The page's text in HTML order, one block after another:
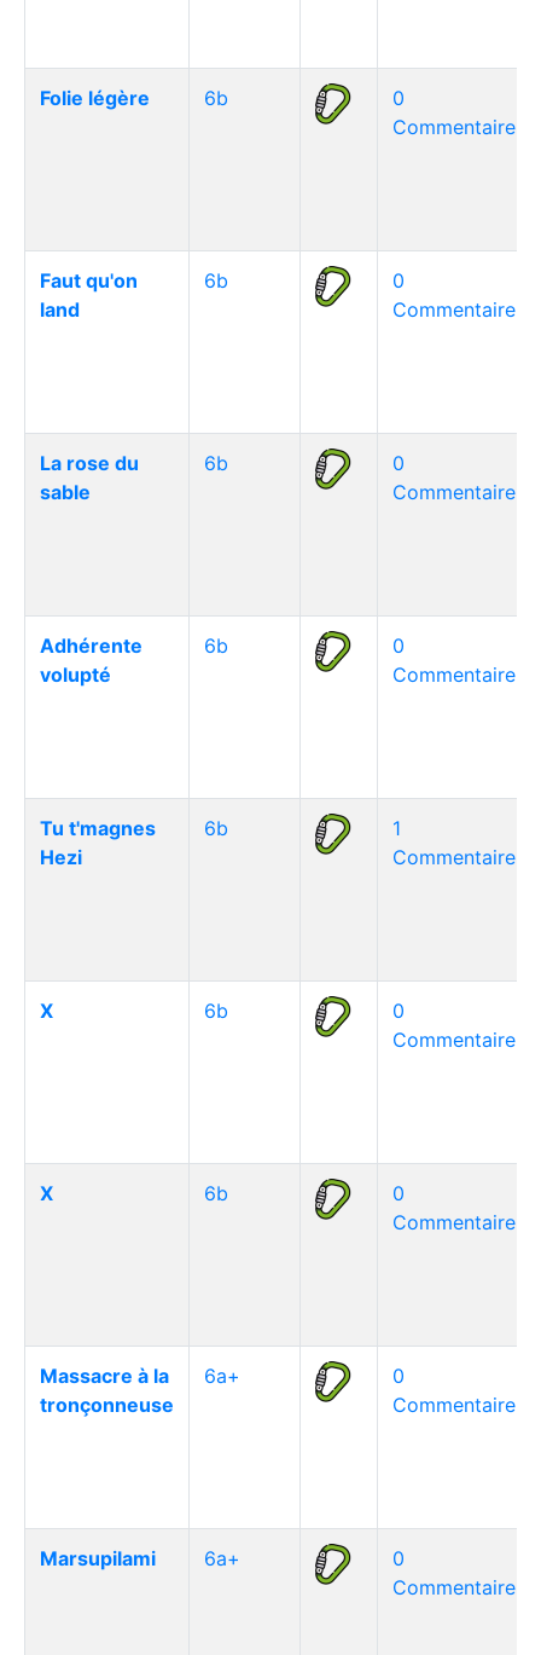
Folie légère 6b
0
Commentaire(s)
Faut qu'on
land
6b
0
Commentaire(s)
La rose du
sable
6b
0
Commentaire(s)
Adhérente
volupté
6b
0
Commentaire(s)
Tu t'magnes
Hezi
6b
1
Commentaire(s)
X 6b
0
Commentaire(s)
X 6b
0
Commentaire(s)
Massacre à la
tronçonneuse
6a+
0
Commentaire(s)
Marsupilami 6a+
0
Commentaire(s)